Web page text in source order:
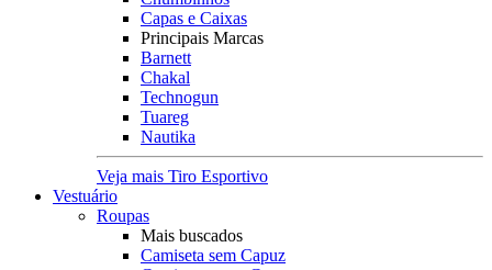
Capas e Caixas
Principais Marcas
Barnett
Chakal
Technogun
Tuareg
Nautika
Veja mais Tiro Esportivo
Vestuário
Roupas
Mais buscados
Camiseta sem Capuz